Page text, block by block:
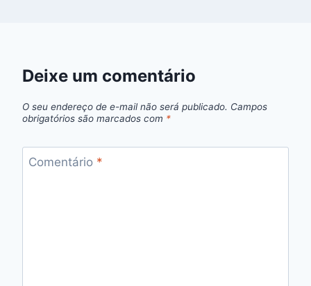
Deixe um comentário
O seu endereço de e-mail não será publicado. Campos
obrigatórios são marcados com *
Comentário *